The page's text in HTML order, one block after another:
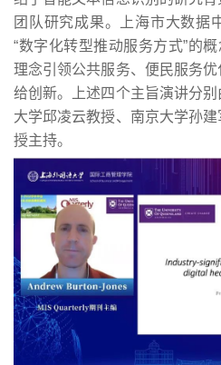
团队研究成果。上海市大数据
“数字化转型推动服务方式”的
理念引领公共服务、便民服务
给创新。上述四个主旨演讲分
大学邱凌云教授、南京大学孙
授主持。